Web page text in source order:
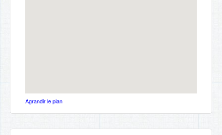
Agrandir le plan